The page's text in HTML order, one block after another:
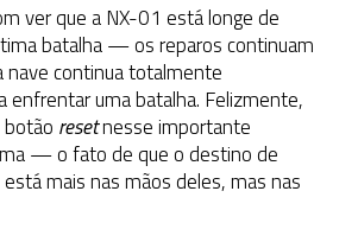
ver que a NX-01 está longe de
batalha — os reparos continuam
nave continua totalmente
enfrentar uma batalha. Felizmente,
resetnesse importante
— o fato de que o destino de
está mais nas mãos deles, mas nas